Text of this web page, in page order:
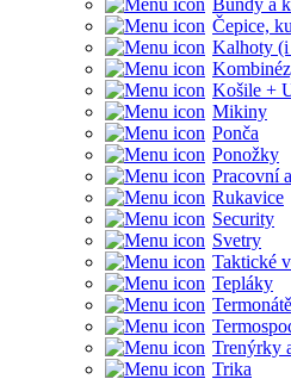
Bundy a
Čepice,
Kalhoty
Košile +
Mikiny
Ponča
Ponožky
Pracovní
Rukavice
Security
Svetry
Taktické
Tepláky
Trenýrky
Trika